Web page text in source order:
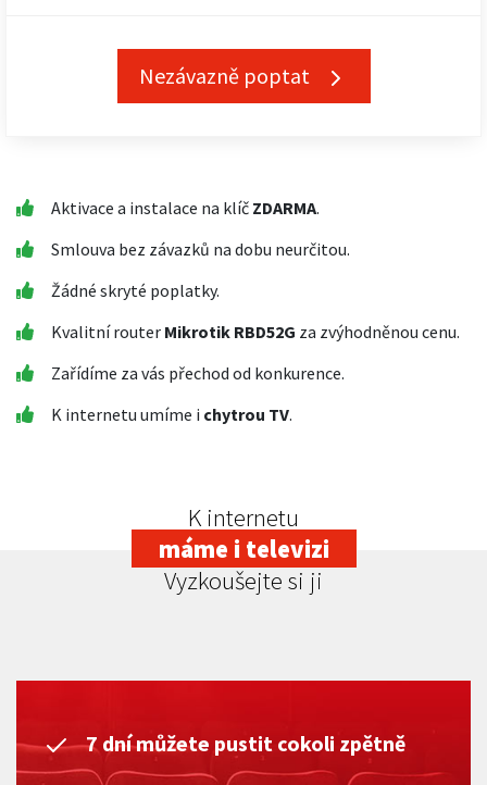
Nezávazně poptat
Aktivace a instalace na klíč ZDARMA.
Smlouva bez závazků na dobu neurčitou.
Žádné skryté poplatky.
Kvalitní router Mikrotik RBD52G za zvýhodněnou cenu.
Zařídíme za vás přechod od konkurence.
K internetu umíme i chytrou TV.
K internetu
máme i televizi
Vyzkoušejte si ji
7 dní můžete pustit cokoli zpětně